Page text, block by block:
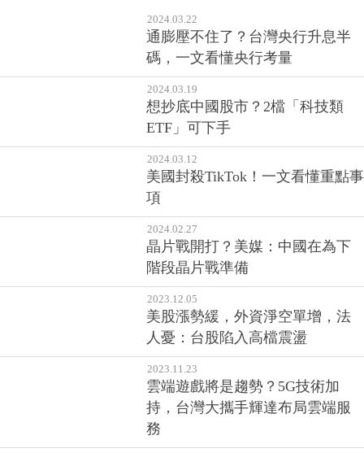
2024.03.22
通膨壓不住了？台灣央行升息半
碼，一文看懂央行考量
2024.03.19
想抄底中國股市？2檔「科技類
ETF」可下手
2024.03.12
美國封殺TikTok！一文看懂重點事
項
2024.02.27
晶片戰開打？美媒：中國在為下
階段晶片戰準備
2023.12.05
美股漲勢緩，外資淨空單增，法
人憂：台股陷入高檔震盪
2023.11.23
雲端遊戲將是趨勢？5G技術加
持，台灣大攜手輝達布局雲端服
務